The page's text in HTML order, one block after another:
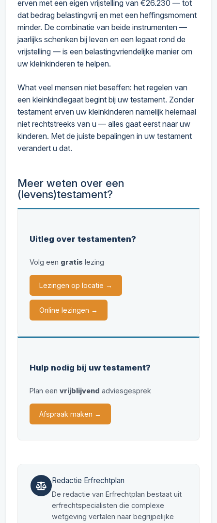
erven met een eigen vrijstelling van €26.230 — tot
dat bedrag belastingvrij en met een heffingsmoment
minder. De combinatie van beide instrumenten —
jaarlijks schenken bij leven en een legaat rond de
vrijstelling — is een belastingvriendelijke manier om
uw kleinkinderen te helpen.
What veel mensen niet beseffen: het regelen van
een kleinkindlegaat begint bij uw testament. Zonder
testament erven uw kleinkinderen namelijk helemaal
niet rechtstreeks van u — alles gaat eerst naar uw
kinderen. Met de juiste bepalingen in uw testament
verandert u dat.
Meer weten over een
(levens)testament?
Uitleg over testamenten?
Volg een gratis lezing
Lezingen op locatie →
Online lezingen →
Hulp nodig bij uw testament?
Plan een vrijblijvend adviesgesprek
Afspraak maken →
Redactie Erfrechtplan
De redactie van Erfrechtplan bestaat uit
erfrechtspecialisten die complexe
wetgeving vertalen naar begrijpelijke